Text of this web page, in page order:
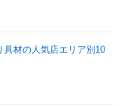
具材の人気店エリア別10